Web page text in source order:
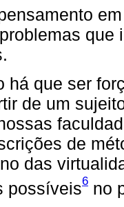
que
há que ser
de um
de
das
possíveis6 no